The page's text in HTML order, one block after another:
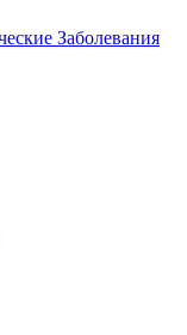
Заболевания